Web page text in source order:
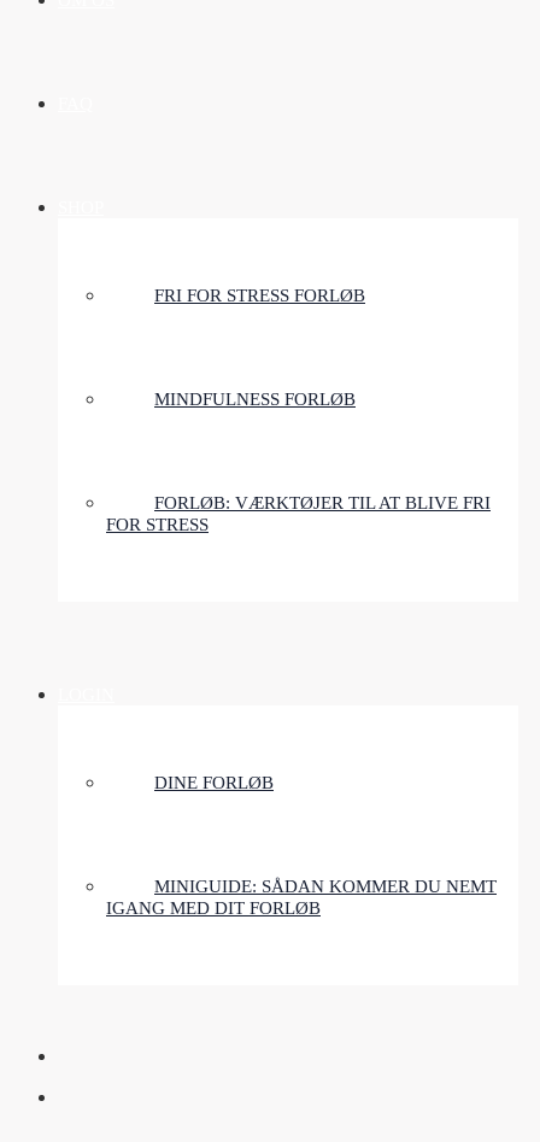
FRI FOR STRESS FORLØB
MINDFULNESS FORLØB
FORLØB: VÆRKTØJER TIL AT BLIVE FRI
FOR STRESS
DINE FORLØB
MINIGUIDE: SÅDAN KOMMER DU NEMT
IGANG MED DIT FORLØB